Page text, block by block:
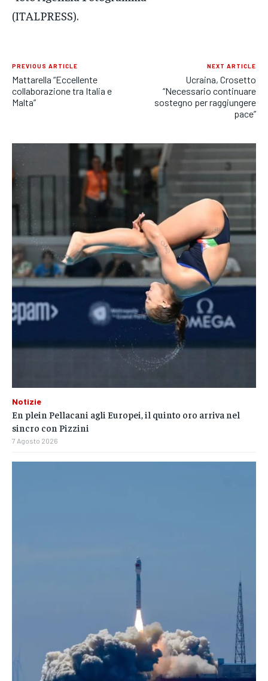
(ITALPRESS).
PREVIOUS ARTICLE
Mattarella “Eccellente
collaborazione tra Italia e
Malta”
NEXT ARTICLE
Ucraina, Crosetto
“Necessario continuare
sostegno per raggiungere
pace”
Notizie
En plein Pellacani agli Europei, il quinto oro arriva nel
sincro con Pizzini
7 Agosto 2026